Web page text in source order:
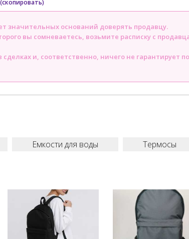
(скопировать)
значительных оснований доверять продавцу.
вы сомневаетесь, возьмите расписку с
сделках и, соответственно, ничего не гарантирует
Емкости для воды Термосы